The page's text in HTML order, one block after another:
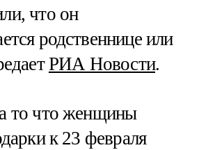
что он
родственнице или
РИА Новости.
то что женщины
к 23 февраля